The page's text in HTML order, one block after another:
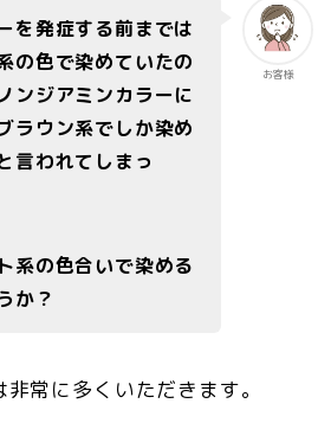
お客様
を発症する前までは
の色で染めていたの
ンジアミンカラーに
ラウン系でしか染め
言われてしまっ
系の色合いで染める
か？
常に多くいただきます。